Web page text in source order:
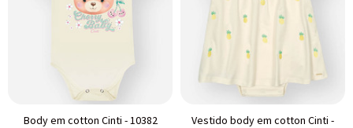
Body em cotton Cinti - 10382
Vestido body em cotton Cinti -